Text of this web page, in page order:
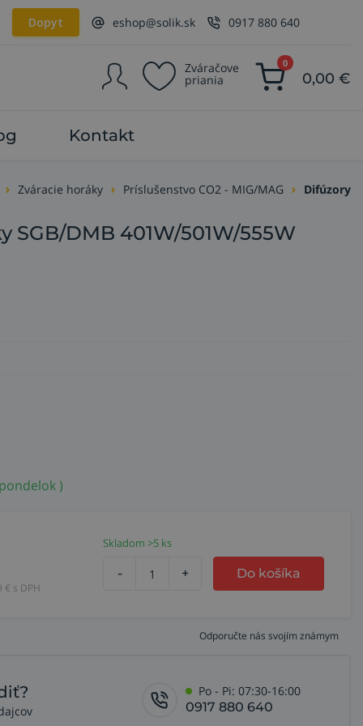
Dopyt eshop@solik.sk 0917 880 640
Zváračove
priania
0
0,00 €
Kontakt
Zváracie horáky Príslušenstvo CO2 - MIG/MAG Difúzory
SGB/DMB 401W/501W/555W
)
€ s DPH
Skladom >5 ks
- + Do košíka
Odporučte nás svojím známym
Po - Pi: 07:30-16:00
0917 880 640